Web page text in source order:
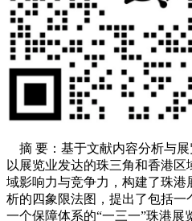
摘 要：基于文献内容分析与展
以展览业发达的珠三角和香港
域影响力与竞争力，构建了珠
析的四象限法图，提出了包括一
一个保障体系的“一三一”珠港展